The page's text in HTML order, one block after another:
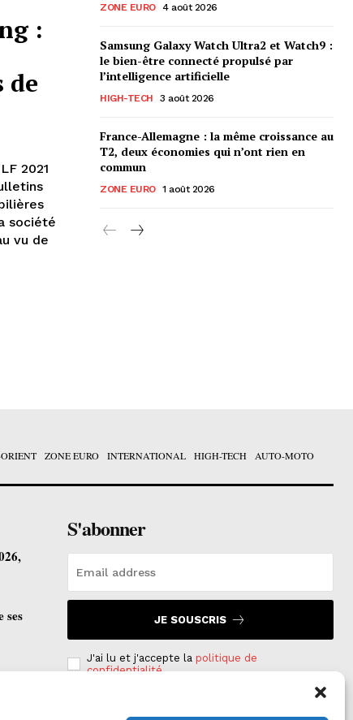
:
de
2021
société
vu de
ZONE EURO 4 août 2026
Samsung Galaxy Watch Ultra2 et Watch9 :
le bien-être connecté propulsé par
l’intelligence artificielle
HIGH-TECH 3 août 2026
France-Allemagne : la même croissance au
T2, deux économies qui n’ont rien en
commun
ZONE EURO 1 août 2026
ZONE EURO INTERNATIONAL HIGH-TECH AUTO-MOTO
ses
S'abonner
JE SOUSCRIS
J'ai lu et j'accepte la politique de
confidentialité.